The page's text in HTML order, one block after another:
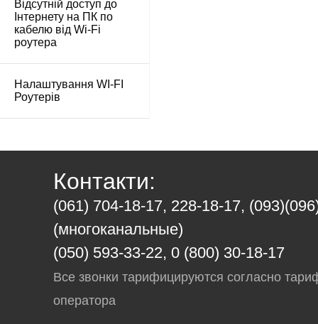
Відсутній доступ до
Інтернету на ПК по
кабелю від Wi-Fi
роутера
Налаштування WI-FI
Роутерів
Контакти:
(061) 704-18-17, 228-18-17,
(многоканальные)
(050) 593-33-22, 0 (800) 30-18-17
Все звонки тарифицируются согласно
оператора